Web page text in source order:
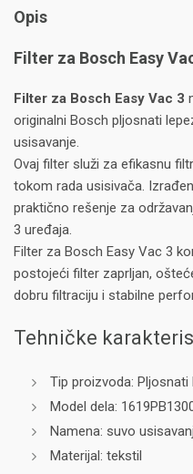
Opis
Filter za Bosch Easy
Filter za Bosch Easy Vac 3
originalni Bosch pljosnati
usisavanje.
Ovaj filter služi za efikasnu
tokom rada usisivača.
praktično rešenje za
3 uređaja.
Filter za Bosch Easy Vac 3
postojeći filter zaprljan,
dobru filtraciju i stabilne
Tehničke
Tip proizvoda:
Model dela:
Namena: suvo
Materijal: tekstil